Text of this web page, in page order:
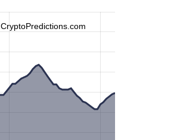
CryptoPredictions.com